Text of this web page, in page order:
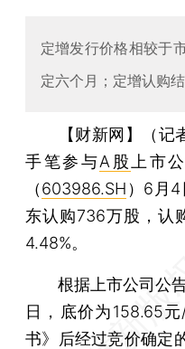
定增发行价格相较于
定六个月；定增认购
【财新网】（记
手笔参与A股 上市
（603986.SH ）6月
东认购736万股，认
4.48%。
根据上市公司公告
日，底价为158.65
书》后经过竞价确定